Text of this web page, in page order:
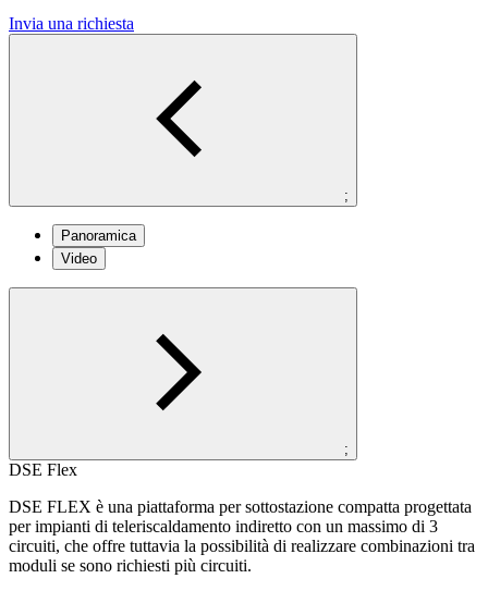
Invia una richiesta
;
Panoramica
Video
;
DSE Flex
DSE FLEX è una piattaforma per sottostazione compatta progettata
per impianti di teleriscaldamento indiretto con un massimo di 3
circuiti, che offre tuttavia la possibilità di realizzare combinazioni tra
moduli se sono richiesti più circuiti.